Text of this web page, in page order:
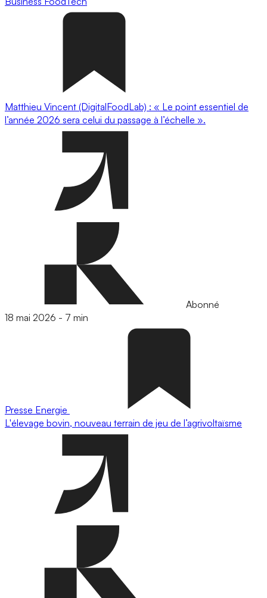
Matthieu Vincent (DigitalFoodLab) : « Le point essentiel de
l’année 2026 sera celui du passage à l’échelle ».
Abonné
18 mai 2026 - 7 min
Presse Energie
L'élevage bovin, nouveau terrain de jeu de l’agrivoltaïsme